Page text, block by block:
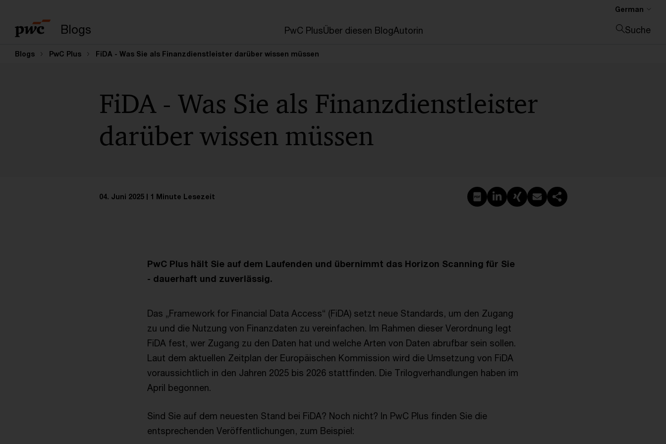
Blogs PwC PlusÜber diesen BlogAutorin
German
Suche
Blogs PwC Plus FiDA - Was Sie als Finanzdienstleister darüber wissen müssen
FiDA - Was Sie als Finanzdienstleister
darüber wissen müssen
04. Juni 2025 1 Minute Lesezeit PDF erstellen
Auf LinkedIn teilen
Auf Xing teilen
Per E-Mail teilen
Link kopieren
PwC Plus hält Sie auf dem Laufenden und übernimmt das Horizon Scanning für Sie
- dauerhaft und zuverlässig.
Das „Framework for Financial Data Access“ (FiDA) setzt neue Standards, um den Zugang
zu und die Nutzung von Finanzdaten zu vereinfachen. Im Rahmen dieser Verordnung legt
FiDA fest, wer Zugang zu den Daten hat und welche Arten von Daten abrufbar sein sollen.
Laut dem aktuellen Zeitplan der Europäischen Kommission wird die Umsetzung von FiDA
voraussichtlich in den Jahren 2025 bis 2026 stattfinden. Die Trilogverhandlungen haben im
April begonnen.
Sind Sie auf dem neuesten Stand bei FiDA? Noch nicht? In PwC Plus finden Sie die
entsprechenden Veröffentlichungen, zum Beispiel: